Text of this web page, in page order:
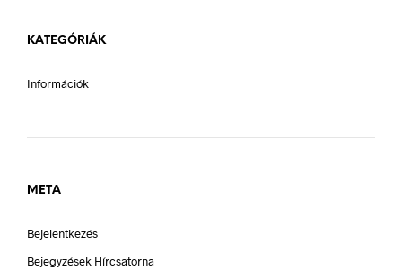
KATEGÓRIÁK
Információk
META
Bejelentkezés
Bejegyzések Hírcsatorna